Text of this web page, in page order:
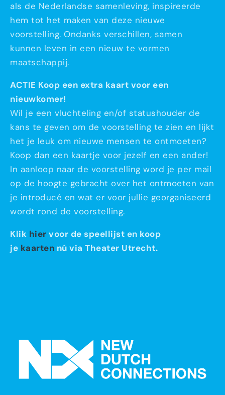
als de Nederlandse samenleving, inspireerde
hem tot het maken van deze nieuwe
voorstelling. Ondanks verschillen, samen
kunnen leven in een nieuw te vormen
maatschappij.
ACTIE Koop een extra kaart voor een
nieuwkomer!
Wil je een vluchteling en/of statushouder de
kans te geven om de voorstelling te zien en lijkt
het je leuk om nieuwe mensen te ontmoeten?
Koop dan een kaartje voor jezelf en een ander!
In aanloop naar de voorstelling word je per mail
op de hoogte gebracht over het ontmoeten van
je introducé en wat er voor jullie georganiseerd
wordt rond de voorstelling.
Klik hier voor de speellijst en koop
je kaarten nú via Theater Utrecht.